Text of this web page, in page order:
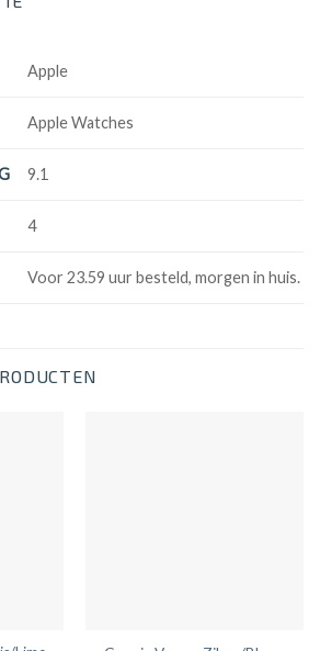
Apple
Apple Watches
9.1
4
Voor 23.59 uur besteld, morgen in huis.